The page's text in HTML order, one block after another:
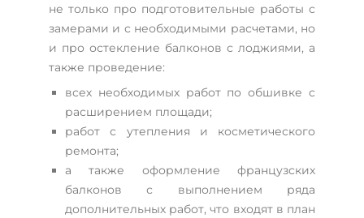
не только про подготовительные работы с
замерами и с необходимыми расчетами, но
и про остекление балконов с лоджиями, а
также проведение:
всех необходимых работ по обшивке с
расширением площади;
работ с утепления и косметического
ремонта;
а также оформление французских
балконов с выполнением ряда
дополнительных работ, что входят в план